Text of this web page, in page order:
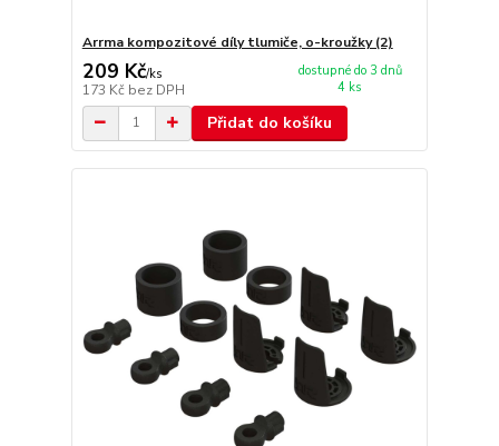
Arrma kompozitové díly tlumiče, o-kroužky (2)
209 Kč/ks
173 Kč bez DPH
dostupné do 3 dnů
4 ks
Přidat do košíku